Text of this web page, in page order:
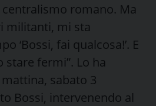
romano. Ma
militanti, mi sta
‘Bossi, fai qualcosa!’. E
fermi”. Lo ha
sabato 3
Bossi, intervenendo al